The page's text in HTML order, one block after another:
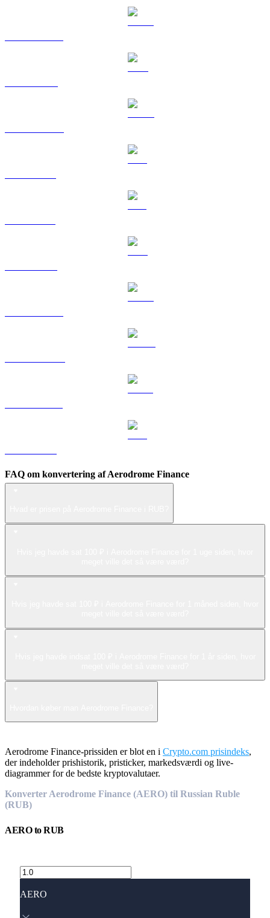
FAQ om konvertering af Aerodrome Finance
Aerodrome Finance-prissiden er blot en i Crypto.com prisindeks,
der indeholder prishistorik, pristicker, markedsværdi og live-
diagrammer for de bedste kryptovalutaer.
Konverter Aerodrome Finance (AERO) til Russian Ruble
(RUB)
AEROtoRUB
AERO